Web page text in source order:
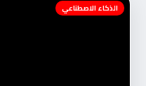
الذكاء الاصطناعي